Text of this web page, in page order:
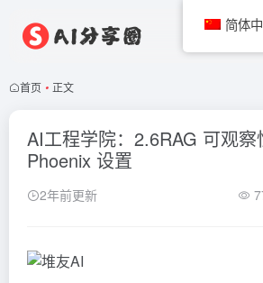
首页 • 正文
AI工程学院：2.6RAG 可观
Phoenix 设置
2年前更新
简体